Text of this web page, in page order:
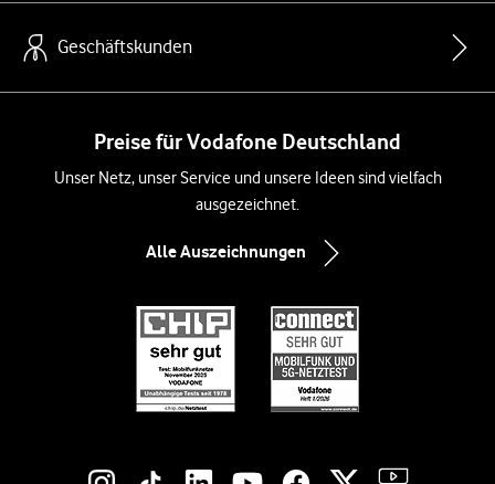
Geschäftskunden
Preise für Vodafone Deutschland
Unser Netz, unser Service und unsere Ideen sind vielfach
ausgezeichnet.
Alle Auszeichnungen